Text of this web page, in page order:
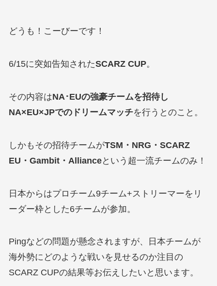
どうも！こーびーです！
6/15に突如告知されたSCARZ CUP。
その内容はNA･EUの強豪チームを招待し
NA×EU×JPでのドリームマッチを行うとのこと。
しかもその招待チームがTSM・NRG・SCARZ
EU・Gambit・Allianceという超一流チームのみ！
日本からはプロチーム9チーム+ストリーマーをリ
ーダー枠とした6チームが参加。
Pingなどの問題が懸念されますが、日本チームが
海外勢にどのような戦いを見せるのか注目の
SCARZ CUPの結果等お伝えしたいと思います。